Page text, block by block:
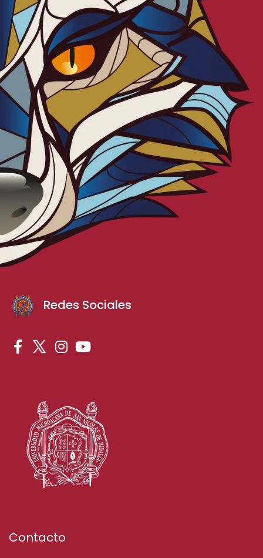
Redes Sociales
Contacto